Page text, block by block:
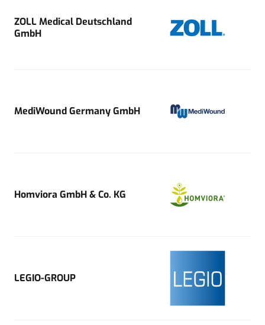
ZOLL Medical Deutschland
GmbH
MediWound Germany GmbH
Homviora GmbH & Co. KG
LEGIO-GROUP